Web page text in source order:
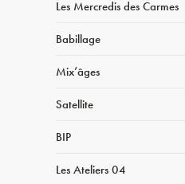
Les Mercredis des Carmes
Babillage
Mix’âges
Satellite
BIP
Les Ateliers 04